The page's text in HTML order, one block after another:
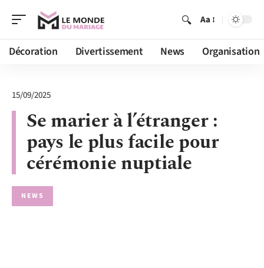
Aa
Décoration Divertissement News Organisation
15/09/2025
Se marier à l’étranger :
pays le plus facile pour
cérémonie nuptiale
NEWS